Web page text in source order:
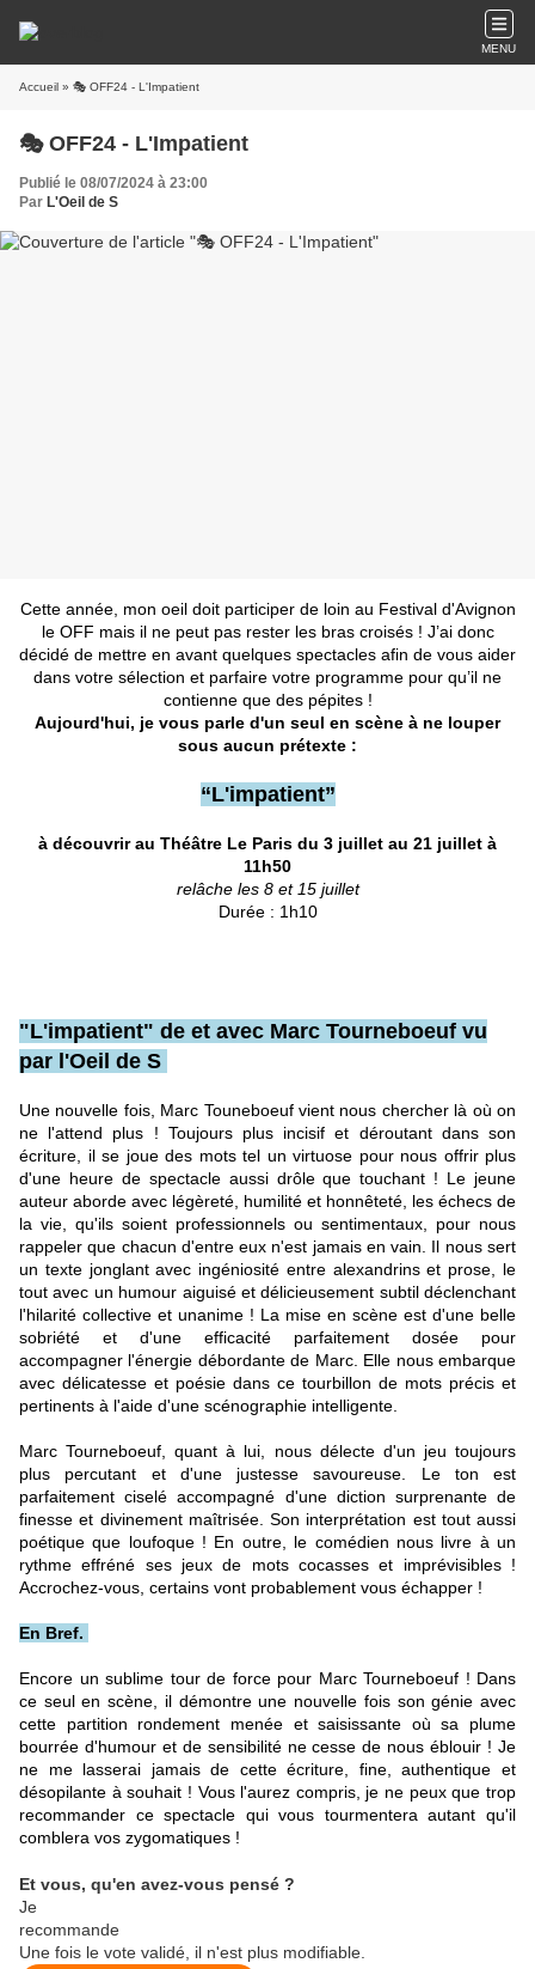
MENU
Accueil » 🎭 OFF24 - L'Impatient
🎭 OFF24 - L'Impatient
Publié le 08/07/2024 à 23:00
Par L'Oeil de S
Cette année, mon oeil doit participer de loin au Festival d'Avignon
le OFF mais il ne peut pas rester les bras croisés ! J’ai donc
décidé de mettre en avant quelques spectacles afin de vous aider
dans votre sélection et parfaire votre programme pour qu’il ne
contienne que des pépites !
Aujourd'hui, je vous parle d'un seul en scène à ne louper
sous aucun prétexte :
“L'impatient”
à découvrir au Théâtre Le Paris du 3 juillet au 21 juillet à
11h50
relâche les 8 et 15 juillet
Durée : 1h10
"L'impatient" de et avec Marc Tourneboeuf vu
par l'Oeil de S
Une nouvelle fois, Marc Touneboeuf vient nous chercher là où on
ne l'attend plus ! Toujours plus incisif et déroutant dans son
écriture, il se joue des mots tel un virtuose pour nous offrir plus
d'une heure de spectacle aussi drôle que touchant ! Le jeune
auteur aborde avec légèreté, humilité et honnêteté, les échecs de
la vie, qu'ils soient professionnels ou sentimentaux, pour nous
rappeler que chacun d'entre eux n'est jamais en vain. Il nous sert
un texte jonglant avec ingéniosité entre alexandrins et prose, le
tout avec un humour aiguisé et délicieusement subtil déclenchant
l'hilarité collective et unanime ! La mise en scène est d'une belle
sobriété et d'une efficacité parfaitement dosée pour
accompagner l'énergie débordante de Marc. Elle nous embarque
avec délicatesse et poésie dans ce tourbillon de mots précis et
pertinents à l'aide d'une scénographie intelligente.
Marc Tourneboeuf, quant à lui, nous délecte d'un jeu toujours
plus percutant et d'une justesse savoureuse. Le ton est
parfaitement ciselé accompagné d'une diction surprenante de
finesse et divinement maîtrisée. Son interprétation est tout aussi
poétique que loufoque ! En outre, le comédien nous livre à un
rythme effréné ses jeux de mots cocasses et imprévisibles !
Accrochez-vous, certains vont probablement vous échapper !
En Bref.
Encore un sublime tour de force pour Marc Tourneboeuf ! Dans
ce seul en scène, il démontre une nouvelle fois son génie avec
cette partition rondement menée et saisissante où sa plume
bourrée d'humour et de sensibilité ne cesse de nous éblouir ! Je
ne me lasserai jamais de cette écriture, fine, authentique et
désopilante à souhait ! Vous l'aurez compris, je ne peux que trop
recommander ce spectacle qui vous tourmentera autant qu'il
comblera vos zygomatiques !
Et vous, qu'en avez-vous pensé ?
Je
recommande
Une fois le vote validé, il n'est plus modifiable.